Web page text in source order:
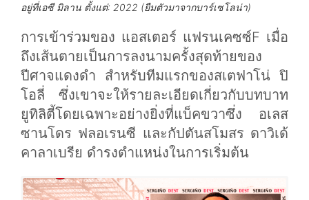
อยู่ที่เอซี มิลาน ตั้งแต่: 2022 (ยืมตัวมาจากบาร์เซโลน่า)
การเข้าร่วมของ แอสเตอร์ แฟรนเคซซ์F เมื่อ
ถึงเส้นตายเป็นการลงนามครั้งสุดท้ายของ
ปีศาจแดงดำ สำหรับทีมแรกของสเตฟาโน่ ปิ
โอลี่ ซึ่งเขาจะให้รายละเอียดเกี่ยวกับบทบาท
ยูทิลิตี้โดยเฉพาะอย่างยิ่งที่แบ็คขวาซึ่ง อเลส
ซานโดร ฟลอเรนซี และกัปตันสโมสร ดาวิเด้
คาลาเบรีย ดำรงตำแหน่งในการเริ่มต้น